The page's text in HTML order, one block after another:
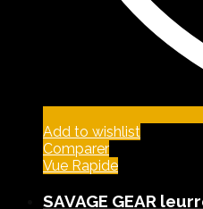
Add to wishlist
Comparer
Vue Rapide
SAVAGE GEAR